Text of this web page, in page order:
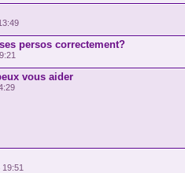
persos correctement?
vous aider